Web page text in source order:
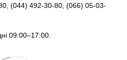
(044) 492-30-80, (066) 05-03-
09:00–17:00.